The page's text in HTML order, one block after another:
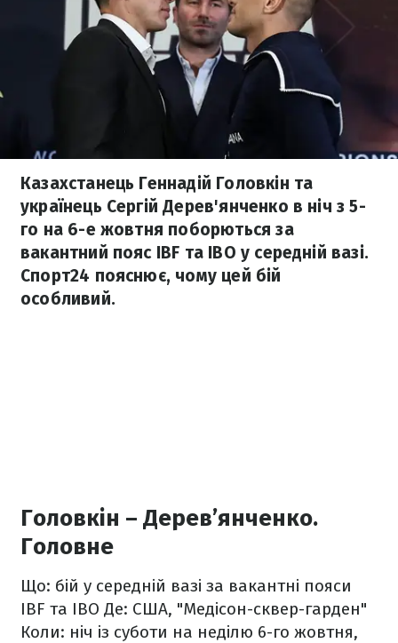
Казахстанець Геннадій Головкін та
українець Сергій Дерев'янченко в ніч з 5-
го на 6-е жовтня поборються за
вакантний пояс IBF та IBO у середній вазі.
Спорт24 пояснює, чому цей бій
особливий.
Головкін – Дерев’янченко.
Головне
Що: бій у середній вазі за вакантні пояси
IBF та IBO Де: США, "Медісон-сквер-гарден"
Коли: ніч із суботи на неділю 6-го жовтня,